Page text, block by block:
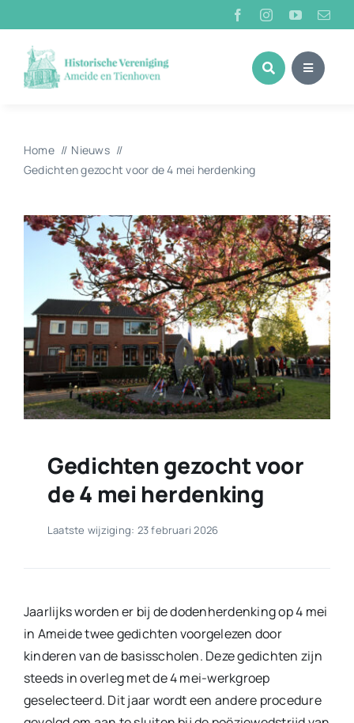
naar
inhoud
Home
Nieuws
Gedichten gezocht voor de 4 mei herdenking
Gedichten gezocht voor
de 4 mei herdenking
Laatste wijziging: 23 februari 2026
Jaarlijks worden er bij de dodenherdenking op 4 mei
in Ameide twee gedichten voorgelezen door
kinderen van de basisscholen. Deze gedichten zijn
steeds in overleg met de 4 mei-werkgroep
geselecteerd. Dit jaar wordt een andere procedure